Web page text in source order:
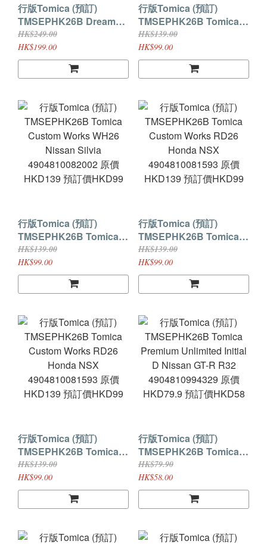
行版Tomica (預訂)
TMSEPHK26B Dream
Tomica-Grand Dream
Carry Winnie the pooh
不包括車仔
4904810075424 原價
HK$249.00
HK$199.00
行版Tomica (預訂)
TMSEPHK26B Tomica
Custom Works TQ26
Nissan Silvia
4904810082064 原價
HKD139 預訂價HKD99
HK$139.00
HK$99.00
行版Tomica (預訂)
TMSEPHK26B Tomica
Custom Works WH26
Nissan Silvia
4904810082002 原價
HKD139 預訂價HKD99
HK$139.00
HK$99.00
行版Tomica (預訂)
TMSEPHK26B Tomica
Custom Works RD26
Honda NSX
4904810081593 原價
HKD139 預訂價HKD99
HK$139.00
HK$99.00
行版Tomica (預訂)
TMSEPHK26B Tomica
Custom Works RD26
Honda NSX
4904810081593 原價
HKD139 預訂價HKD99
HK$139.00
HK$99.00
行版Tomica (預訂)
TMSEPHK26B Tomica
Premium Unlimited
Initial D Nissan GT-R
R32 4904810994329 原
價HKD79.9 預訂價
HK$79.90
HK$58.00